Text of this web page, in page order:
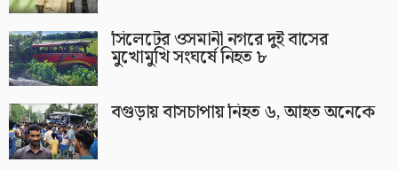
সিলেটের ওসমানী নগরে দুই বাসের
মুখোমুখি সংঘর্ষে নিহত ৮
বগুড়ায় বাসচাপায় নিহত ৬, আহত অনেকে